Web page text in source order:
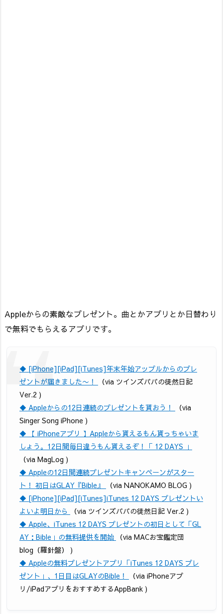
Appleからの素敵なプレゼント。曲とかアプリとか日替わり
で無料でもらえるアプリです。
◆ [iPhone][iPad][iTunes]年末年始アップルからのプレ
ゼントが届きました〜！
（via ツインズパパの徒然日記
Ver.2 )
◆ Appleからの12日連続のプレゼントを貰おう！
（via
Singer Song iPhone )
◆ 【 iPhoneアプリ 】Appleから貰えるもん貰っちゃいま
しょう。12日間毎日違うもん貰えるぞ！「 12 DAYS 」
（via MagLog )
◆ Appleの12日間連続プレゼントキャンペーンがスター
ト！ 初日はGLAY『Bible』
（via NANOKAMO BLOG )
◆ [iPhone][iPad][iTunes]iTunes 12 DAYS プレゼントい
よいよ明日から
（via ツインズパパの徒然日記 Ver.2 )
◆ Apple、iTunes 12 DAYS プレゼントの初日として「GL
AY：Bible」の無料提供を開始
（via MACお宝鑑定団
blog（羅針盤） )
◆ Appleの無料プレゼントアプリ「iTunes 12 DAYS プレ
ゼント」、1日目はGLAYのBible！
（via iPhoneアプ
リ/iPadアプリをおすすめするAppBank )